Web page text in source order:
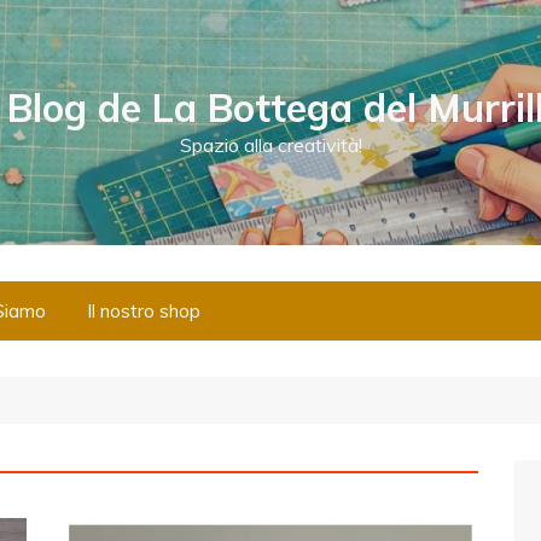
de La Bottega del
Spazio alla creatività!
Il nostro shop